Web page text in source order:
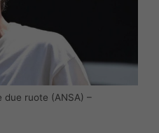
due ruote (ANSA) –